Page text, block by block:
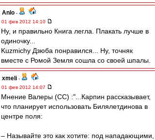
Anlo -
01 фев 2012 14:10
Ну, и правильно Книга легла. Плакать лучше в
одиночку...
Kuzmichу Дзюба понравился... Ну, точняк
вместе с Ромой Земля сошла со своей шпалы.
xmeli -
01 фев 2012 14:07
Мнение Валеры (СС) :"...Карпин рассказывает,
что планирует использовать Билялетдинова в
центре поля:
– Называйте это как хотите: под нападающими,